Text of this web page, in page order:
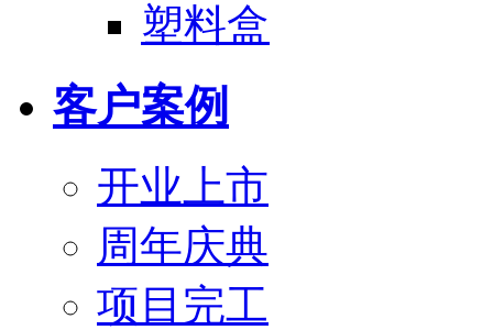
塑料盒
客户案例
开业上市
周年庆典
项目完工